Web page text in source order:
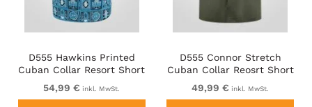
D555 Hawkins Printed
Cuban Collar Resort Short
Sleeve Shirt Teal
54,99 € inkl. MwSt.
D555 Connor Stretch
Cuban Collar Reosrt Short
Sleeve Shirt Khaki
49,99 € inkl. MwSt.